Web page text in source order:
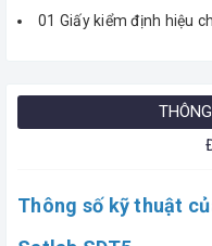
01 Giấy kiểm định hiệu
Thông số kỹ thuật